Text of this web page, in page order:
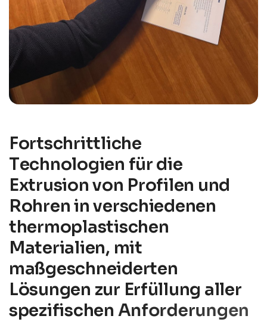
Fortschrittliche
Technologien für die
Extrusion von Profilen und
Rohren in verschiedenen
thermoplastischen
Materialien, mit
maßgeschneiderten
Lösungen zur Erfüllung aller
spezifischen Anforderungen